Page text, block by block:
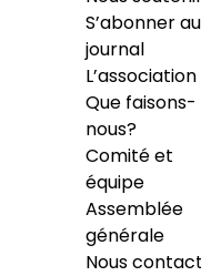
S’abonner au
journal
L’association
Que faisons-
nous?
Comité et
équipe
Assemblée
générale
Nous